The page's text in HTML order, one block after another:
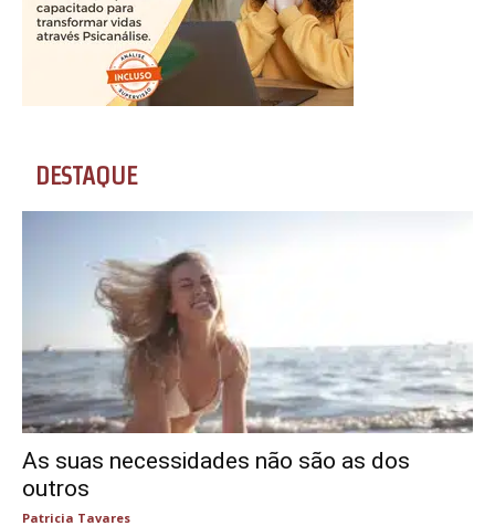
DESTAQUE
As suas necessidades não são as dos
outros
Patricia Tavares